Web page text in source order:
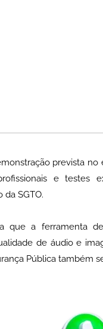
prevista
e testes
SGTO.
que a ferramenta
de áudio e
Pública também